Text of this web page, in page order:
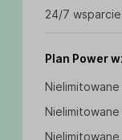
24/7
Plan Power
Nielimitowane